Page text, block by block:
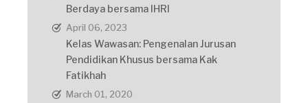
Berdaya bersama IHRI
April 06, 2023
Kelas Wawasan: Pengenalan Jurusan
Pendidikan Khusus bersama Kak
Fatikhah
March 01, 2020